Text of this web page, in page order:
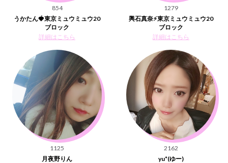
854
うかたん🍓東京ミュウミュウ20
ブロック
詳細はこちら
1279
輿石真奈⚡️東京ミュウミュウ20
ブロック
詳細はこちら
1125
月夜野りん
2162
yu*(ゆー)